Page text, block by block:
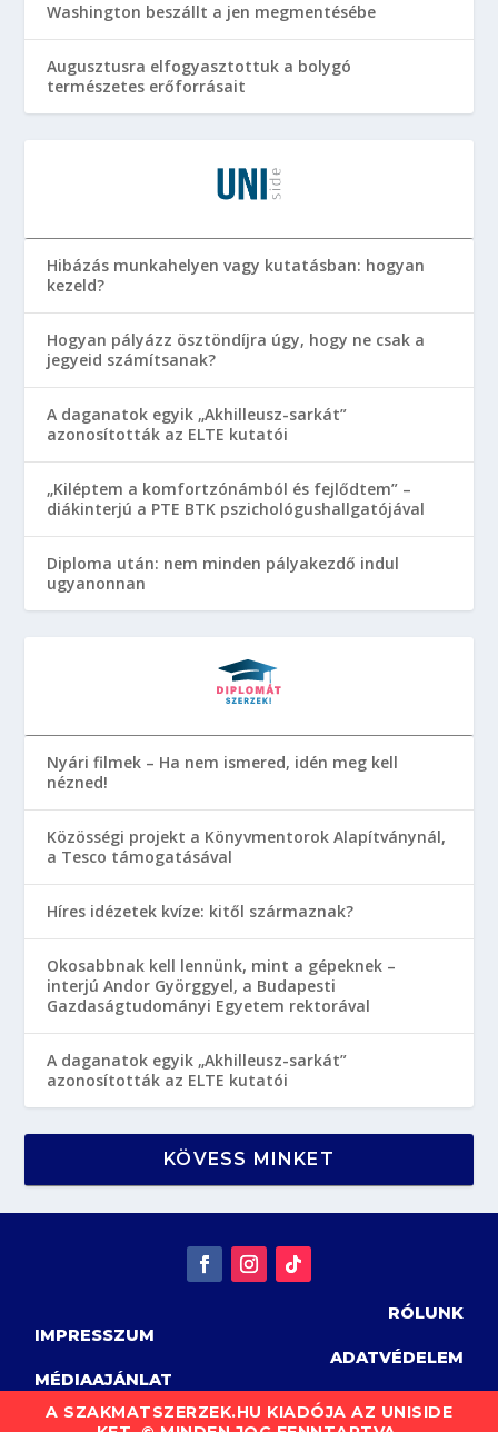
Washington beszállt a jen megmentésébe
Augusztusra elfogyasztottuk a bolygó
természetes erőforrásait
Hibázás munkahelyen vagy kutatásban: hogyan
kezeld?
Hogyan pályázz ösztöndíjra úgy, hogy ne csak a
jegyeid számítsanak?
A daganatok egyik „Akhilleusz-sarkát”
azonosították az ELTE kutatói
„Kiléptem a komfortzónámból és fejlődtem” –
diákinterjú a PTE BTK pszichológushallgatójával
Diploma után: nem minden pályakezdő indul
ugyanonnan
Nyári filmek – Ha nem ismered, idén meg kell
nézned!
Közösségi projekt a Könyvmentorok Alapítványnál,
a Tesco támogatásával
Híres idézetek kvíze: kitől származnak?
Okosabbnak kell lennünk, mint a gépeknek –
interjú Andor Györggyel, a Budapesti
Gazdaságtudományi Egyetem rektorával
A daganatok egyik „Akhilleusz-sarkát”
azonosították az ELTE kutatói
KÖVESS MINKET
RÓLUNK
IMPRESSZUM
ADATVÉDELEM
MÉDIAAJÁNLAT
A SZAKMATSZERZEK.HU KIADÓJA AZ UNISIDE